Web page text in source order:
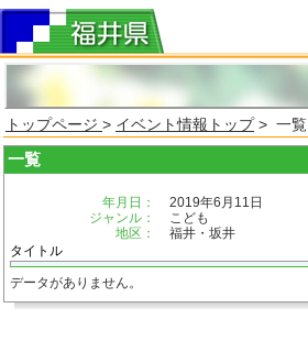
トップページ > イベント情報トップ> 一覧
一覧
年月日：
2019年6月11日
ジャンル：
こども
地区：
福井・坂井
タイトル
データがありません。